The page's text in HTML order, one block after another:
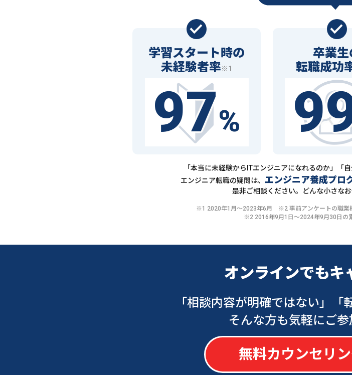
学習スタート時の
未経験者率※1
97%
卒業生
転職成功
「本当に未経験からITエンジニアになれるのか」「
エンジニア転職の疑問は、 エンジニア養成プロ
是非ご相談ください。どんな小さな
※1 2020年1月〜2023年6月 ※2 事前アンケートの職業
※2 2016年9月1日〜2024年9月30日の
オンラインでもキ
「相談内容が明確ではない」
「
そんな方も気軽にご参
無料カウンセリ